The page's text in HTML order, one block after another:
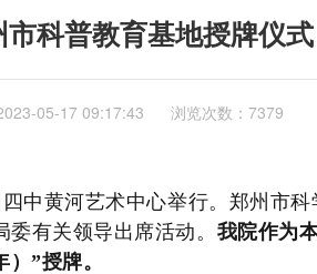
科普教育基地授牌仪式
05-17 09:17:43 浏览次数：7379
中黄河艺术中心举行。郑州市
有关领导出席活动。 我院作为
”授牌。